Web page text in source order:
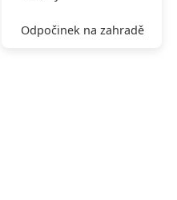
Odpočinek na zahradě